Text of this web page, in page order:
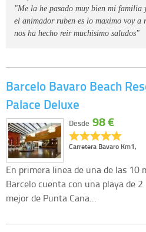
"Me la he pasado muy bien mi familia
el animador ruben es lo maximo voy a
nos ha hecho reir muchisimo saludos"
Barcelo Bavaro Beach
Palace Deluxe
Carretera Bavaro Km1,
Desde 98 €
En primera linea de una de las 10
Barcelo cuenta con una playa de
mejor de Punta Cana…